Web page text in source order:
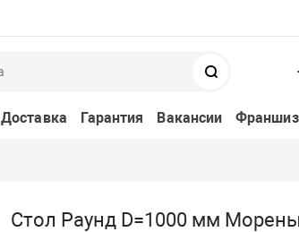
Доставка Гарантия Вакансии
Стол Раунд D=1000 мм